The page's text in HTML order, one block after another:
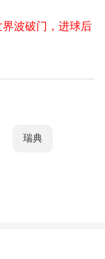
波破门，进球后
瑞典